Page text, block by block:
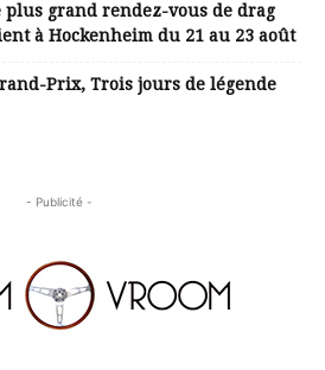
plus grand rendez-vous de drag
à Hockenheim du 21 au 23 août
Prix, Trois jours de légende
- Publicité -